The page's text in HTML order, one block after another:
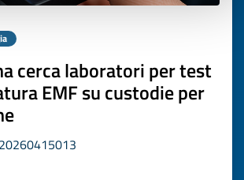
cerca laboratori per test
EMF su custodie per